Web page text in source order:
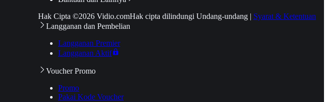
Hak Cipta ©2026 Vidio.comHak cipta dilindungi Undang-undang | Syarat & Ketentuan
Langganan dan Pembelian
Langganan Premier
Langganan Aktif
Voucher Promo
Promo
Pakai Kode Voucher